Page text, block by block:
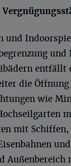
und
und
entfällt
die
wie
mit Schiffen,
Außenbereich